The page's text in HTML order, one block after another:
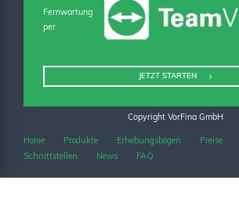
Fernwartung
per
JETZT STARTEN
Copyright VorFina GmbH
Home Produkte Erhebungsbögen Preise
Schnittstellen
News FAQ